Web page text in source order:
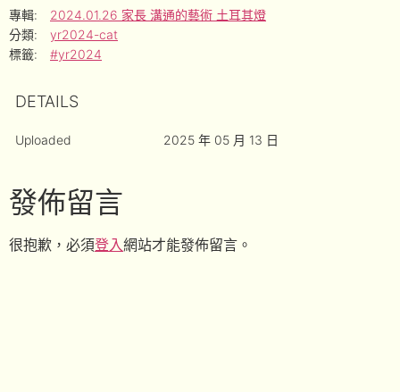
專輯:
2024.01.26 家長 溝通的藝術 土耳其燈
分類:
yr2024-cat
標籤:
#yr2024
DETAILS
Uploaded 2025 年 05 月 13 日
發佈留言
很抱歉，必須登入網站才能發佈留言。